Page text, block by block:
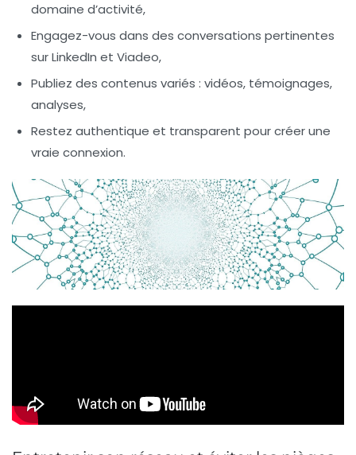
domaine d’activité,
Engagez-vous dans des conversations pertinentes
sur LinkedIn et Viadeo,
Publiez des contenus variés : vidéos, témoignages,
analyses,
Restez authentique et transparent pour créer une
vraie connexion.